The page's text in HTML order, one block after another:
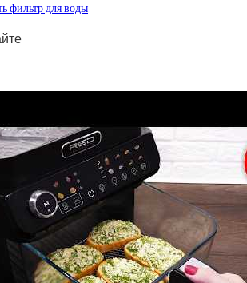
фильтр для воды